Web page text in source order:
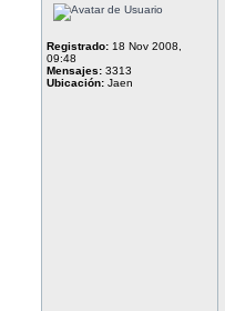
Registrado: 18 Nov 2008,
09:48
Mensajes: 3313
Ubicación: Jaen